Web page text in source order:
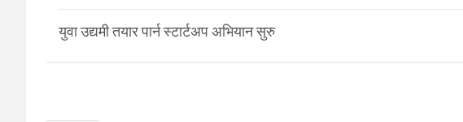
युवा उद्यमी तयार पार्न स्टार्टअप अभियान सुरु